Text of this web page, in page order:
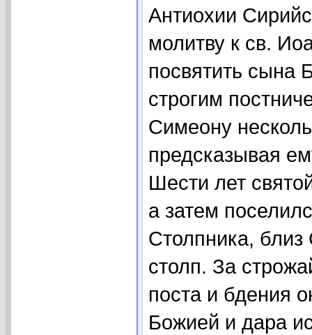
Антиохии
молитву к св.
посвятить сына
строгим
Симеону
предсказывая
Шести лет
а затем
Столпника,
столп. За
поста и бдения
Божией и дара